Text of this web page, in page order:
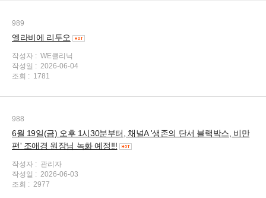
989
엘라비에 리투오
작성자 : WE클리닉
작성일 : 2026-06-04
조회 : 1781
988
6월 19일(금) 오후 1시30분부터, 채널A '생존의 단서 블랙박스, 비만
편' 조애경 원장님 녹화 예정!!!
작성자 : 관리자
작성일 : 2026-06-03
조회 : 2977